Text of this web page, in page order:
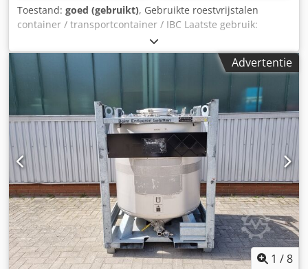
Toestand: goed (gebruikt), Gebruikte roestvrijstalen
container / transportcontainer / IBC Laatste gebruik:
Chemicaliën Artikelnummer: 10754 Dodpfx Aerdgkvjfqeck
Inhoud: 1000 liter Type: Verticaal in gegalvaniseerd
stapelframe Materiaal (natte delen): 1.4301 / AISI304
Mangat 400mm Uitvoering: Enkelwandig Werkdruk volgens
typeplaatje: 0,27 bar Afmetingen tank: Totale breedte:
1020mm Totale lengte: 1200mm Totale hoogte: 1550mm
Materialen Interieur: 1.4301 / AISI 304 Externe delen:
Gegalvaniseerd staal Uitrusting: Typeplaatje: Ja Diameter
uitloop: 72mm Afvoerkraan: Schijfkraan Afstand afvoer tot
vloer: 150mm
Advertentie
1 /8